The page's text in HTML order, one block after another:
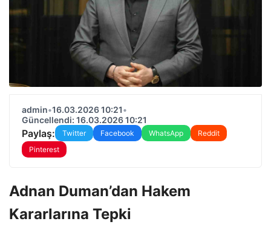
admin•16.03.2026 10:21•
Güncellendi: 16.03.2026 10:21
Paylaş: Twitter Facebook WhatsApp
Reddit
Pinterest
Adnan Duman’dan Hakem
Kararlarına Tepki